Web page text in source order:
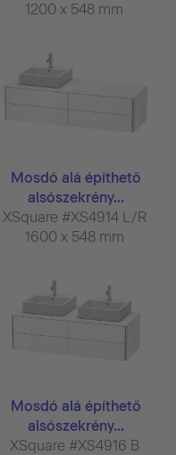
1200 x 548 mm
Mosdó alá építhető
alsószekrény...
XSquare #XS4914 L/R
1600 x 548 mm
Mosdó alá építhető
alsószekrény...
XSquare #XS4916 B